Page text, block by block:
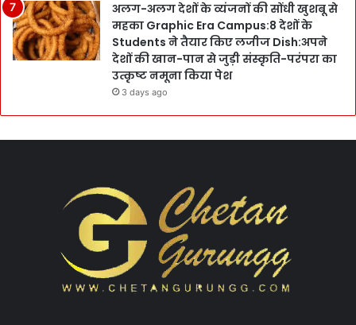
अलग-अलग देशों के व्यंजनों की सोंधी खुशबू से
महका Graphic Era Campus:8 देशों के
Students ने तैयार किए लजीज Dish:अपने
देशों की खान-पान से जुड़ी संस्कृति-परंपरा का
उत्कृष्ट नमूना किया पेश
3 days ago